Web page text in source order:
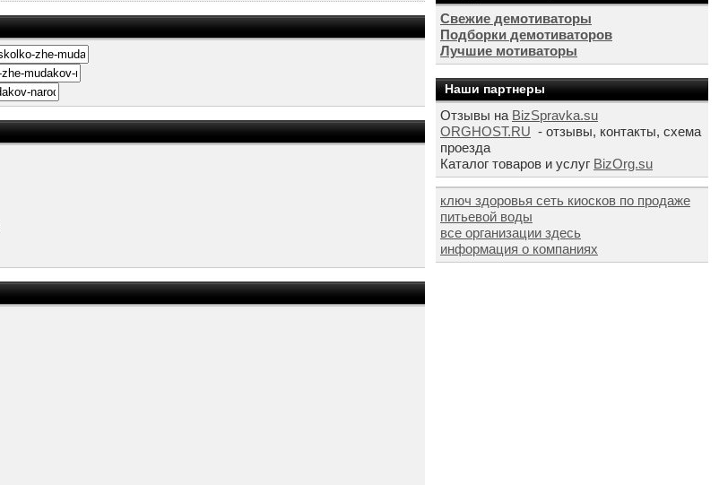
Свежие демотиваторы
Подборки демотиваторов
Лучшие мотиваторы
Наши партнеры
Отзывы на BizSpravka.su
ORGHOST.RU - отзывы, контакты, схема
проезда
Каталог товаров и услуг BizOrg.su
ключ здоровья сеть киосков по продаже
питьевой воды
все организации здесь
информация о компаниях